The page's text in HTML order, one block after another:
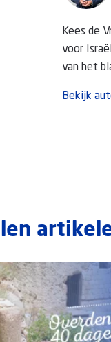
Kees de
voor
van het
Bekijk